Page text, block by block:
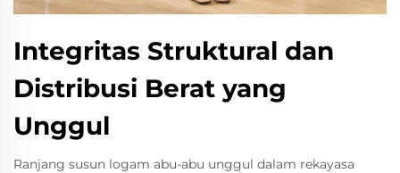
Integritas Struktural dan
Distribusi Berat yang
Unggul
Ranjang susun logam abu-abu unggul dalam rekayasa